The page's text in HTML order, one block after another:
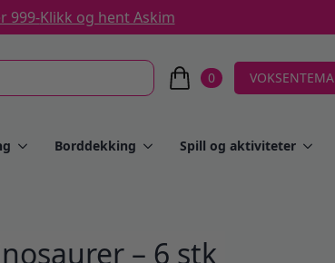
999-Klikk og hent Askim
0 VOKSENTEMA
Borddekking Spill og aktiviteter
– 6 stk